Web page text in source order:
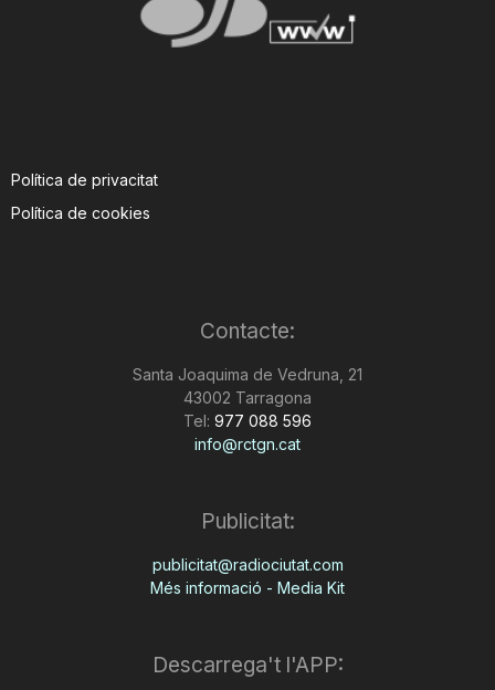
Política de privacitat
Política de cookies
Contacte:
Santa Joaquima de Vedruna, 21
43002 Tarragona
Tel: 977 088 596
info@rctgn.cat
Publicitat:
publicitat@radiociutat.com
Més informació - Media Kit
Descarrega't l'APP: